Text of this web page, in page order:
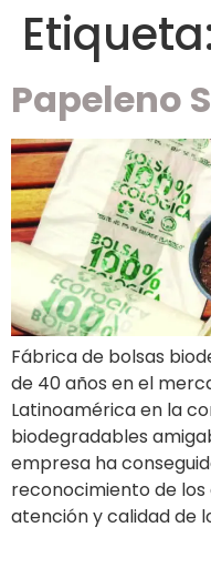
Papeleno
Fábrica de bolsas
de 40 años en el
Latinoamérica en la
biodegradables
empresa ha
reconocimiento de
atención y calidad de